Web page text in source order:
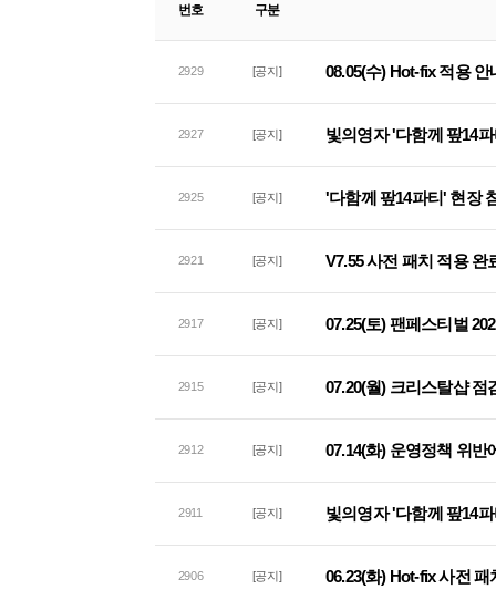
번호 구분
2929 [공지] 08.05(수) Hot-fix 적용 안
2927 [공지] 빛의영자 '다함께 팦14
2925 [공지] '다함께 팦14파티' 현장
2921 [공지] V7.55 사전 패치 적용 완
2917 [공지] 07.25(토) 팬페스티벌
2915 [공지] 07.20(월) 크리스탈샵 점
2912 [공지] 07.14(화) 운영정책 위반
2911 [공지] 빛의영자 '다함께 팦14
2906 [공지] 06.23(화) Hot-fix 사전